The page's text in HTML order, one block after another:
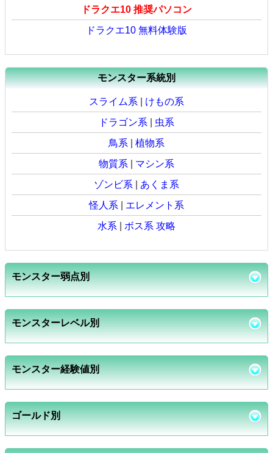
ドラクエ10 推奨パソコン
ドラクエ10 無料体験版
モンスター系統別
スライム系
けもの系
ドラゴン系
虫系
鳥系
植物系
物質系
マシン系
ゾンビ系
あくま系
怪人系
エレメント系
水系
ボス系 攻略
モンスター弱点別
モンスターレベル別
モンスター経験値別
ゴールド別